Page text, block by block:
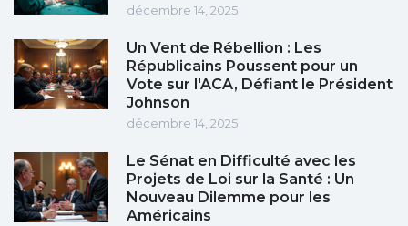
décembre 14, 2025
Un Vent de Rébellion : Les
Républicains Poussent pour un
Vote sur l'ACA, Défiant le Président
Johnson
décembre 14, 2025
Le Sénat en Difficulté avec les
Projets de Loi sur la Santé : Un
Nouveau Dilemme pour les
Américains